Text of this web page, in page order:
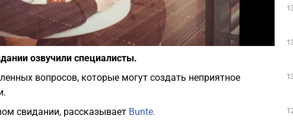
Фото: pixabay.com
озвучили специалисты.
вопросов, которые могут создать неприятное
свидании, рассказывает Bunte.